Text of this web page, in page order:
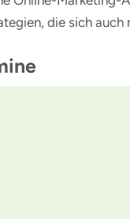
die sich